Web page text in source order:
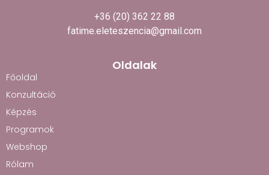
+36 (20) 362 22 88
fatime.eleteszencia@gmail.com
Oldalak
Főoldal
Konzultáció
Képzés
Programok
Webshop
Rólam